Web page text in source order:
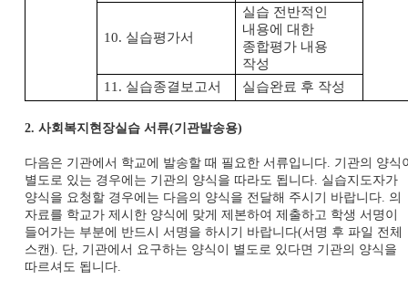
10. 실습평가서
실습 전반적인
내용에 대한
종합평가 내용
작성
11. 실습종결보고서 실습완료 후 작성
2.사회복지현장실습 서류(기관발송용)
다음은 기관에서 학교에 발송할 때 필요한 서류입니다. 기관의 양식
별도로 있는 경우에는 기관의 양식을 따라도 됩니다. 실습지도자가
양식을 요청할 경우에는 다음의 양식을 전달해 주시기 바랍니다. 의
자료를 학교가 제시한 양식에 맞게 제본하여 제출하고 학생 서명이
들어가는 부분에 반드시 서명을 하시기 바랍니다(서명 후 파일 전체
스캔). 단, 기관에서 요구하는 양식이 별도로 있다면 기관의 양식을
따르셔도 됩니다.